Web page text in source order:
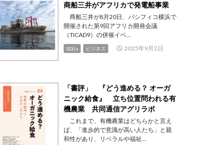
商船三井がアフリカで発電船事業
商船三井が8月20日、パシフィコ横浜で
開催された第9回アフリカ開発会議
（TICAD9）の併催イベ...
SDGs ビジネス 2025年9月2日
「書評」 『どう進める？ オーガ
ニック給食』 立ち位置問われる有
機農業 共同通信アグリラボ
これまで、有機農業はどちらかと言え
ば、「進歩的で意識が高い人たち」と親
和性があり、リベラルや福祉...